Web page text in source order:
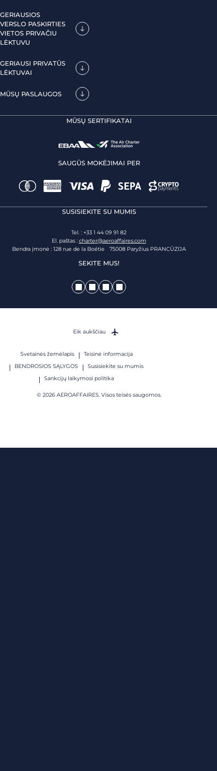
GERIAUSIOS
VERSLO PASKIRTIES
VIETOS PRIVAČIU
LĖKTUVU
GERIAUSI PRIVATŪS
LĖKTUVAI
MŪSŲ PASLAUGOS
MŪSŲ SERTIFIKATAI
SAUGŪS MOKĖJIMAI PER
SUSISIEKITE SU MUMIS
Tel. : +33 1 44 09 91 82
El. paštas : charter@aeroaffaires.com
Bendra įmonė : 128 rue de la Boétie 75008 Paryžius PRANCŪZIJA
SEKITE MUS!
Svetainės žemėlapis
Teisinė informacija
BENDROSIOS SĄLYGOS
Susisiekite su mumis
Sankcijų laikymosi politika
© 2026 AEROAFFAIRES. Visos teisės saugomos.
Eik aukščiau